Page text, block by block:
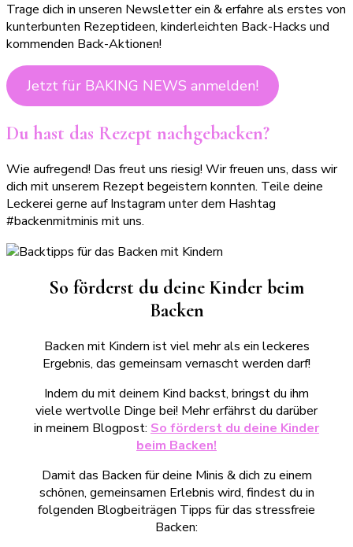
Trage dich in unseren Newsletter ein & erfahre als erstes von
kunterbunten Rezeptideen, kinderleichten Back-Hacks und
kommenden Back-Aktionen!
Jetzt für BAKING NEWS anmelden!
Du hast das Rezept nachgebacken?
Wie aufregend! Das freut uns riesig! Wir freuen uns, dass wir
dich mit unserem Rezept begeistern konnten. Teile deine
Leckerei gerne auf Instagram unter dem Hashtag
#backenmitminis mit uns.
So förderst du deine Kinder beim
Backen
Backen mit Kindern ist viel mehr als ein leckeres
Ergebnis, das gemeinsam vernascht werden darf!
Indem du mit deinem Kind backst, bringst du ihm
viele wertvolle Dinge bei! Mehr erfährst du darüber
in meinem Blogpost: So förderst du deine Kinder
beim Backen!
Damit das Backen für deine Minis & dich zu einem
schönen, gemeinsamen Erlebnis wird, findest du in
folgenden Blogbeiträgen Tipps für das stressfreie
Backen: